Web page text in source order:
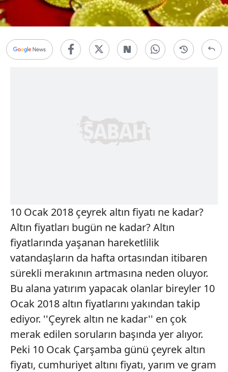
10 Ocak 2018 çeyrek altın fiyatı ne kadar?
Altın fiyatları bugün ne kadar? Altın
fiyatlarında yaşanan hareketlilik
vatandaşların da hafta ortasından itibaren
sürekli merakının artmasına neden oluyor.
Bu alana yatırım yapacak olanlar bireyler 10
Ocak 2018 altın fiyatlarını yakından takip
ediyor. ''Çeyrek altın ne kadar'' en çok
merak edilen soruların başında yer alıyor.
Peki 10 Ocak Çarşamba günü çeyrek altın
fiyatı, cumhuriyet altını fiyatı, yarım ve gram